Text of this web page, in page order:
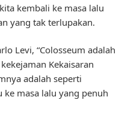
kembali ke masa lalu
yang tak terlupakan.
Levi, “Colosseum adalah
Kekaisaran
adalah seperti
masa lalu yang penuh